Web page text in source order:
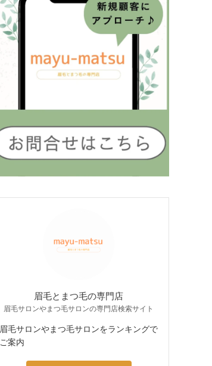
眉毛とまつ毛の専門店
眉毛サロンやまつ毛サロンの専門店検索サイト
眉毛サロンやまつ毛サロンをランキングで
ご案内